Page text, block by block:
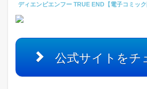
ディエンビエンフー TRUE END【電子コミッ
公式サイトをチ